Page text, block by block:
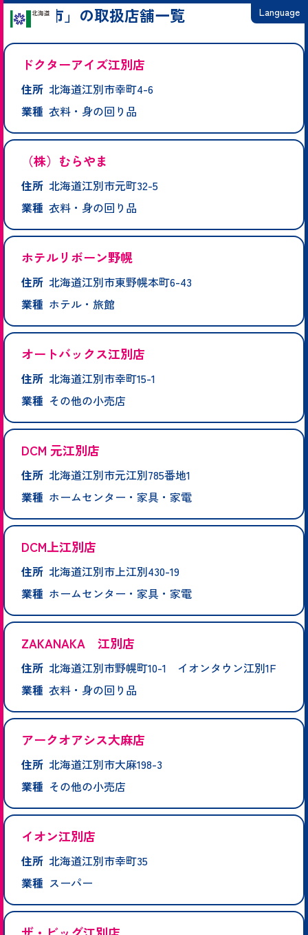
Language
한국어
「江別市」の取扱店舗一覧
ドクターアイズ江別店
住所 北海道江別市幸町4-6
業種 衣料・身の回り品
（株）むらやま
住所 北海道江別市元町32-5
業種 衣料・身の回り品
ホテルリボーン野幌
住所 北海道江別市東野幌本町6-43
業種 ホテル・旅館
オートバックス江別店
住所 北海道江別市幸町15-1
業種 その他の小売店
DCM 元江別店
住所 北海道江別市元江別785番地1
業種 ホームセンター・家具・家電
DCM上江別店
住所 北海道江別市上江別430-19
業種 ホームセンター・家具・家電
ZAKANAKA 江別店
住所 北海道江別市野幌町10-1 イオンタウン江別1F
業種 衣料・身の回り品
アークオアシス大麻店
住所 北海道江別市大麻198-3
業種 その他の小売店
イオン江別店
住所 北海道江別市幸町35
業種 スーパー